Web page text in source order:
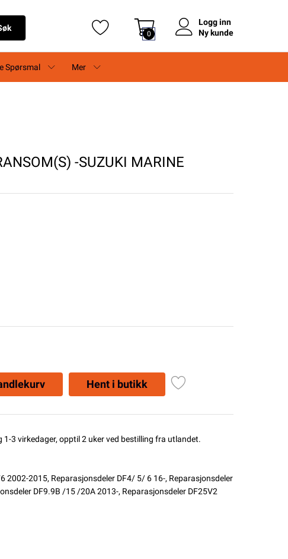
0
Logg inn
Ny kunde
Spørsmal Mer
-SUZUKI MARINE
Hent i butikk
1-3 virkedager, opptil 2 uker ved bestilling fra utlandet.
2002-2015, Reparasjonsdeler DF4/ 5/ 6 16-, Reparasjonsdeler
DF9.9B /15 /20A 2013-, Reparasjonsdeler DF25V2